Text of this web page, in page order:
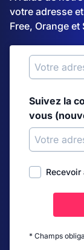
votre adresse
Free, Orange et
Suivez la
vous
* Champs